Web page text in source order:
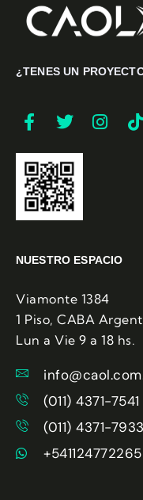
¿TENES UN
NUESTRO ESPACIO
Viamonte 1384
1 Piso, CABA
Lun a Vie 9 a 18 hs.
(011) 4371-7541
(011) 4371-7933
+541124772265